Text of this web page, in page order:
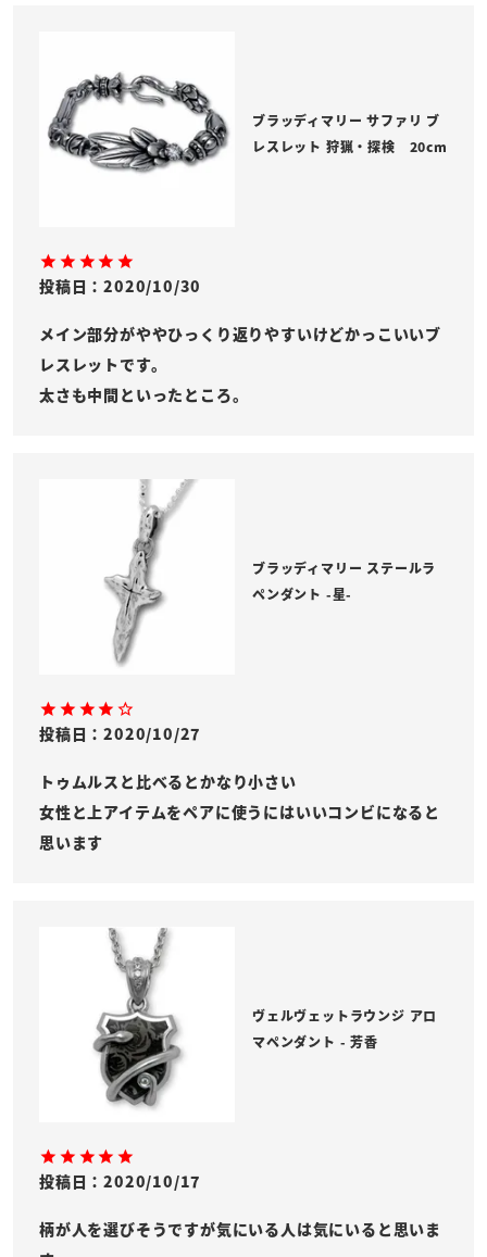
ブラッディマリー サファリ ブ
レスレット 狩猟・探検 20cm
投稿日 2020/10/30
メイン部分がややひっくり返りやすいけどかっこいいブ
レスレットです。
太さも中間といったところ。
ブラッディマリー ステールラ
ペンダント -星-
投稿日 2020/10/27
トゥムルスと比べるとかなり小さい
女性と上アイテムをペアに使うにはいいコンビになると
思います
ヴェルヴェットラウンジ アロ
マペンダント - 芳香
投稿日 2020/10/17
柄が人を選びそうですが気にいる人は気にいると思いま